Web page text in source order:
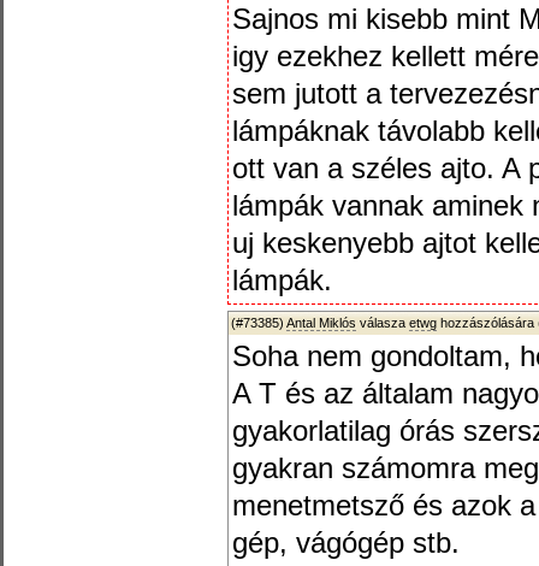
Sajnos mi kisebb mint
igy ezekhez kellett
sem jutott a
lámpáknak távolabb
ott van a széles ajto. A
lámpák vannak aminek
uj keskenyebb ajtot
lámpák.
(#73385) Antal Miklós válasza etwg hozzászólására
Soha nem gondoltam,
A T és az általam
gyakorlatilag órás
gyakran számomra
menetmetsző és azok
gép, vágógép stb.